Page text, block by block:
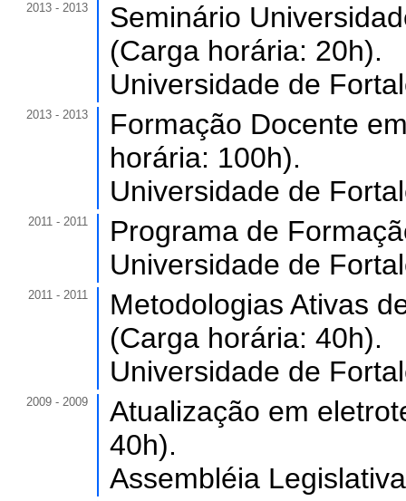
2013 - 2013
Seminário
(Carga horária: 20h).
Universidade de
2013 - 2013
Formação Docente
horária: 100h).
Universidade de
2011 - 2011
Programa de
Universidade de
2011 - 2011
Metodologias Ativas
(Carga horária: 40h).
Universidade de
2009 - 2009
Atualização em
40h).
Assembléia